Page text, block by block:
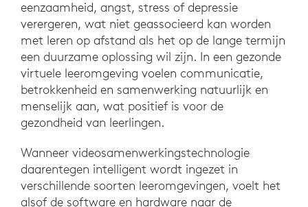
eenzaamheid, angst, stress of depressie
verergeren, wat niet geassocieerd kan worden
met leren op afstand als het op de lange termijn
een duurzame oplossing wil zijn. In een gezonde
virtuele leeromgeving voelen communicatie,
betrokkenheid en samenwerking natuurlijk en
menselijk aan, wat positief is voor de
gezondheid van leerlingen.
Wanneer videosamenwerkingstechnologie
daarentegen intelligent wordt ingezet in
verschillende soorten leeromgevingen, voelt het
alsof de software en hardware naar de